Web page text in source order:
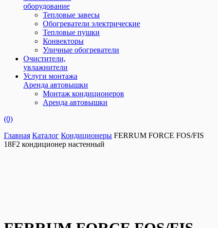
оборудование
Тепловые завесы
Обогреватели электрические
Тепловые пушки
Конвекторы
Уличные обогреватели
Очистители,
увлажнители
Услуги монтажа
Аренда автовышки
Монтаж кондиционеров
Аренда автовышки
(0)
Главная Каталог Кондиционеры FERRUM FORCE FOS/FIS
18F2 кондиционер настенный